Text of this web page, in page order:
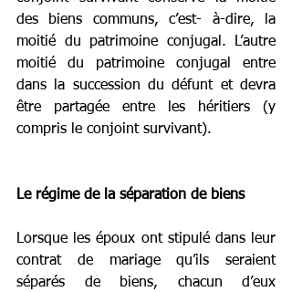
des biens communs, c’est- à-dire, la
moitié du patrimoine conjugal. L’autre
moitié du patrimoine conjugal entre
dans la succession du défunt et devra
être partagée entre les héritiers (y
compris le conjoint survivant).
Le régime de la séparation de biens
Lorsque les époux ont stipulé dans leur
contrat de mariage qu’ils seraient
séparés de biens, chacun d’eux